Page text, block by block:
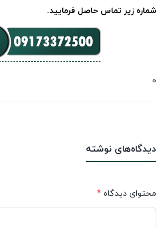
شماره زیر تماس حاصل فرمایید.
0
دیدگاه‌های نوشته
محتوای دیدگاه *